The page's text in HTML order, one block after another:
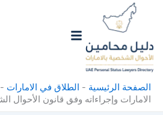
الصفحة الرئيسية - الطلاق في الامارات -
الامارات وإجراءاته وفق قانون الأحوال